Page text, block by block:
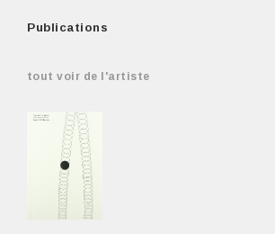
Publications
tout voir de l'artiste